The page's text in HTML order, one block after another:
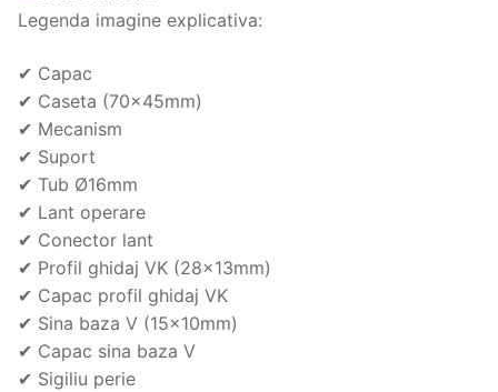
Legenda imagine explicativa:
✔ Capac
✔ Caseta (70x45mm)
✔ Mecanism
✔ Suport
✔ Tub Ø16mm
✔ Lant operare
✔ Conector lant
✔ Profil ghidaj VK (28x13mm)
✔ Capac profil ghidaj VK
✔ Sina baza V (15x10mm)
✔ Capac sina baza V
✔ Sigiliu perie